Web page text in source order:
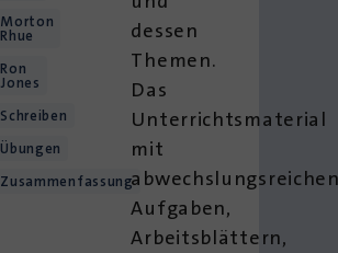
Morton
Rhue
Ron
Jones
Schreiben
Übungen
Zusammenfassung
dessen
Themen.
Das
Unterrichtsmaterial
mit
Aufgaben,
Arbeitsblättern,